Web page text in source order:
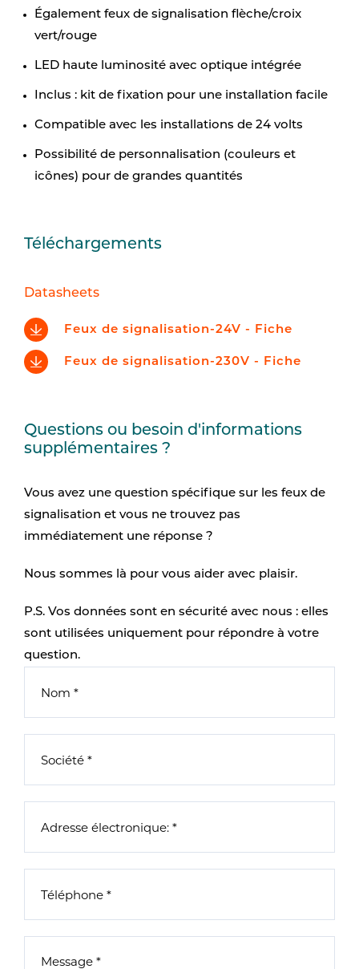
Également feux de signalisation flèche/croix
vert/rouge
LED haute luminosité avec optique intégrée
Inclus : kit de fixation pour une installation facile
Compatible avec les installations de 24 volts
Possibilité de personnalisation (couleurs et
icônes) pour de grandes quantités
Téléchargements
Datasheets
Feux de signalisation-24V - Fiche
Feux de signalisation-230V - Fiche
Questions ou besoin d'informations
supplémentaires ?
Vous avez une question spécifique sur les feux de
signalisation et vous ne trouvez pas
immédiatement une réponse ?
Nous sommes là pour vous aider avec plaisir.
P.S. Vos données sont en sécurité avec nous : elles
sont utilisées uniquement pour répondre à votre
question.